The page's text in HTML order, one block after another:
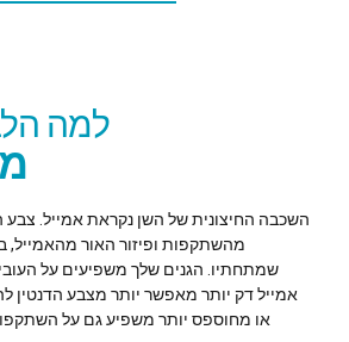
למה
השכבה החיצונית של השן נקראת אמייל. צבע
מהשתקפות ופיזור האור מהאמייל,
שמתחתיו. הגנים שלך משפיעים על
אמייל דק יותר מאפשר יותר מצבע הדנטין
או מחוספס יותר משפיע גם על